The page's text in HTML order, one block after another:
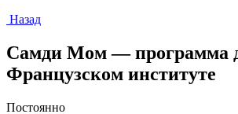
Назад
Самди Мом — программа
Французском институте
Постоянно